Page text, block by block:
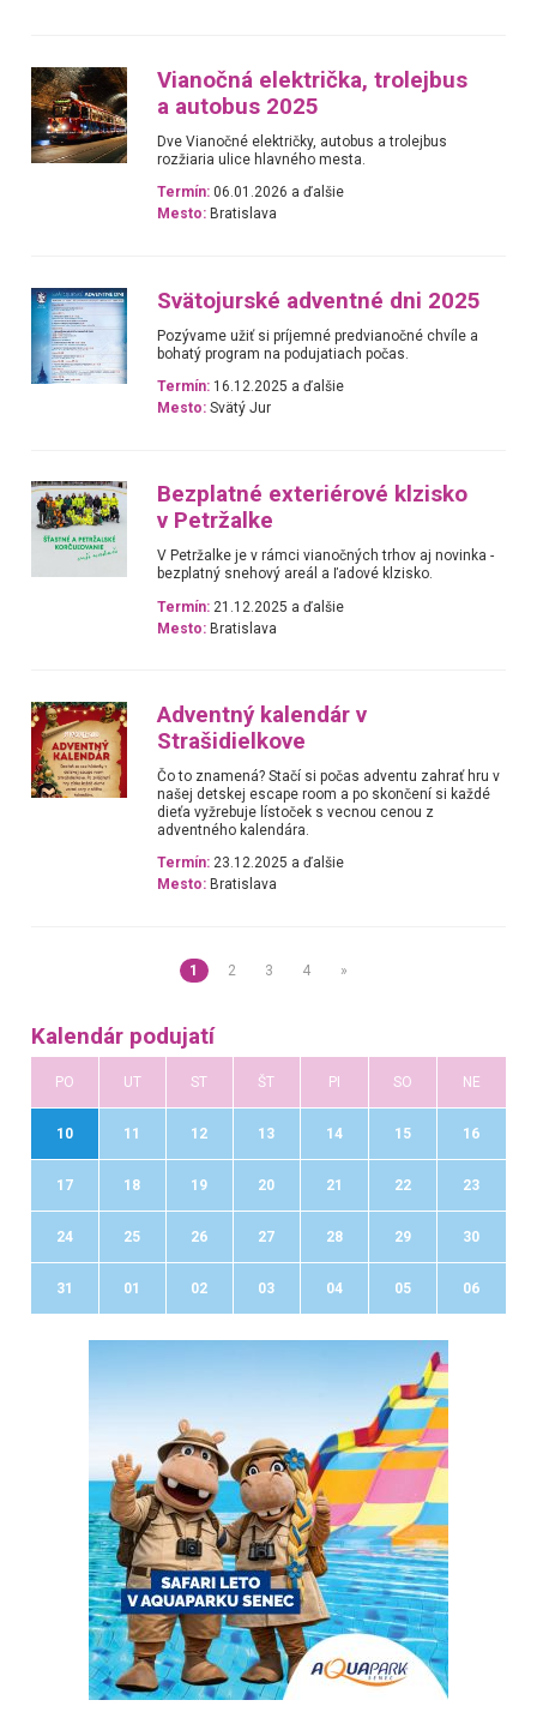
Vianočná električka, trolejbus
a autobus 2025
Dve Vianočné električky, autobus a trolejbus
rozžiaria ulice hlavného mesta.
Termín: 06.01.2026 a ďalšie
Mesto: Bratislava
Svätojurské adventné dni 2025
Pozývame užiť si príjemné predvianočné chvíle a
bohatý program na podujatiach počas.
Termín: 16.12.2025 a ďalšie
Mesto: Svätý Jur
Bezplatné exteriérové klzisko
v Petržalke
V Petržalke je v rámci vianočných trhov aj novinka -
bezplatný snehový areál a ľadové klzisko.
Termín: 21.12.2025 a ďalšie
Mesto: Bratislava
Adventný kalendár v
Strašidielkove
Čo to znamená? Stačí si počas adventu zahrať hru v
našej detskej escape room a po skončení si každé
dieťa vyžrebuje lístoček s vecnou cenou z
adventného kalendára.
Termín: 23.12.2025 a ďalšie
Mesto: Bratislava
1 2 3 4 »
Kalendár podujatí
PO UT ST ŠT PI SO NE
10 11 12 13 14 15 16
17 18 19 20 21 22 23
24 25 26 27 28 29 30
31 01 02 03 04 05 06